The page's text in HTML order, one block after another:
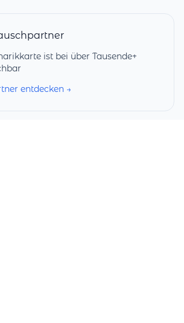
ist bei über Tausende+
entdecken →